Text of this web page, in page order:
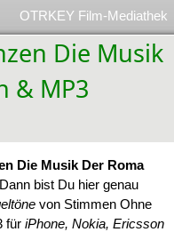
OTRKEY Film-Mediathek
Die Musik
& MP3
Die Musik Der Roma
bist Du hier genau
von Stimmen Ohne
für iPhone, Nokia, Ericsson